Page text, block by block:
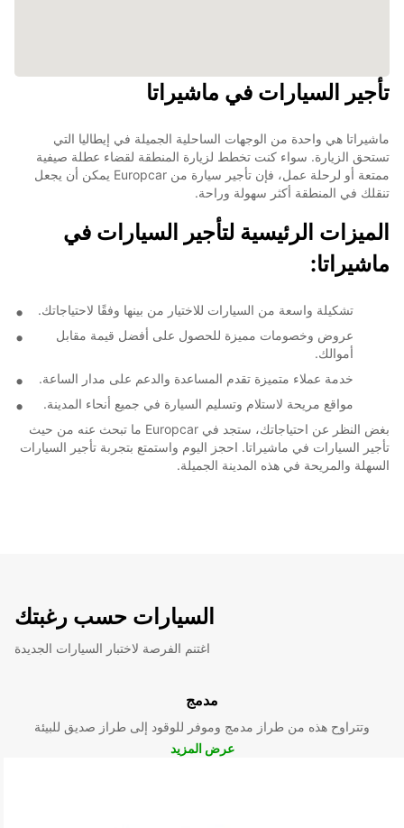
تأجير السيارات في ماشيراتا
ماشيراتا هي واحدة من الوجهات الساحلية الجميلة في إيطاليا التي
تستحق الزيارة. سواء كنت تخطط لزيارة المنطقة لقضاء عطلة صيفية
ممتعة أو لرحلة عمل، فإن تأجير سيارة من Europcar يمكن أن يجعل
تنقلك في المنطقة أكثر سهولة وراحة.
الميزات الرئيسية لتأجير السيارات في
ماشيراتا:
تشكيلة واسعة من السيارات للاختيار من بينها وفقًا لاحتياجاتك.
عروض وخصومات مميزة للحصول على أفضل قيمة مقابل
أموالك.
خدمة عملاء متميزة تقدم المساعدة والدعم على مدار الساعة.
مواقع مريحة لاستلام وتسليم السيارة في جميع أنحاء المدينة.
بغض النظر عن احتياجاتك، ستجد في Europcar ما تبحث عنه من حيث
تأجير السيارات في ماشيراتا. احجز اليوم واستمتع بتجربة تأجير السيارات
السهلة والمريحة في هذه المدينة الجميلة.
السيارات حسب رغبتك
اغتنم الفرصة لاختبار السيارات الجديدة
مدمج
وتتراوح هذه من طراز مدمج وموفر للوقود إلى طراز صديق للبيئة
عرض المزيد